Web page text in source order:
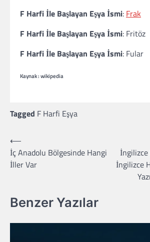
F Harfi İle Başlayan Eşya İsmi: Frak
F Harfi İle Başlayan Eşya İsmi: Fritöz
F Harfi İle Başlayan Eşya İsmi: Fular
Kaynak : wikipedia
Tagged F Harfi Eşya
Yazı
gezinmesi
⟵
İç Anadolu Bölgesinde Hangi
İller Var
İngilizce
Benzer Yazılar